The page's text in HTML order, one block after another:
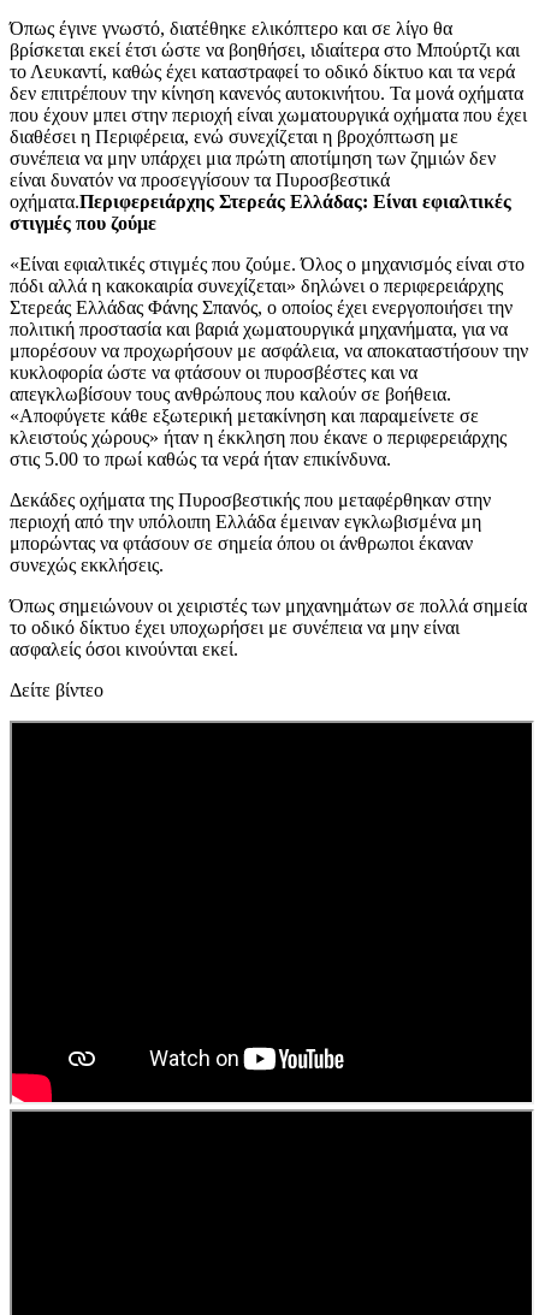
Όπως έγινε γνωστό, διατέθηκε ελικόπτερο και σε λίγο θα
βρίσκεται εκεί έτσι ώστε να βοηθήσει, ιδιαίτερα στο Μπούρτζι και
το Λευκαντί, καθώς έχει καταστραφεί το οδικό δίκτυο και τα νερά
δεν επιτρέπουν την κίνηση κανενός αυτοκινήτου. Τα μονά οχήματα
που έχουν μπει στην περιοχή είναι χωματουργικά οχήματα που έχει
διαθέσει η Περιφέρεια, ενώ συνεχίζεται η βροχόπτωση με
συνέπεια να μην υπάρχει μια πρώτη αποτίμηση των ζημιών δεν
είναι δυνατόν να προσεγγίσουν τα Πυροσβεστικά
οχήματα.Περιφερειάρχης Στερεάς Ελλάδας: Είναι εφιαλτικές
στιγμές που ζούμε
«Είναι εφιαλτικές στιγμές που ζούμε. Όλος ο μηχανισμός είναι στο
πόδι αλλά η κακοκαιρία συνεχίζεται» δηλώνει ο περιφερειάρχης
Στερεάς Ελλάδας Φάνης Σπανός, ο οποίος έχει ενεργοποιήσει την
πολιτική προστασία και βαριά χωματουργικά μηχανήματα, για να
μπορέσουν να προχωρήσουν με ασφάλεια, να αποκαταστήσουν την
κυκλοφορία ώστε να φτάσουν οι πυροσβέστες και να
απεγκλωβίσουν τους ανθρώπους που καλούν σε βοήθεια.
«Αποφύγετε κάθε εξωτερική μετακίνηση και παραμείνετε σε
κλειστούς χώρους» ήταν η έκκληση που έκανε ο περιφερειάρχης
στις 5.00 το πρωί καθώς τα νερά ήταν επικίνδυνα.
Δεκάδες οχήματα της Πυροσβεστικής που μεταφέρθηκαν στην
περιοχή από την υπόλοιπη Ελλάδα έμειναν εγκλωβισμένα μη
μπορώντας να φτάσουν σε σημεία όπου οι άνθρωποι έκαναν
συνεχώς εκκλήσεις.
Όπως σημειώνουν οι χειριστές των μηχανημάτων σε πολλά σημεία
το οδικό δίκτυο έχει υποχωρήσει με συνέπεια να μην είναι
ασφαλείς όσοι κινούνται εκεί.
Δείτε βίντεο